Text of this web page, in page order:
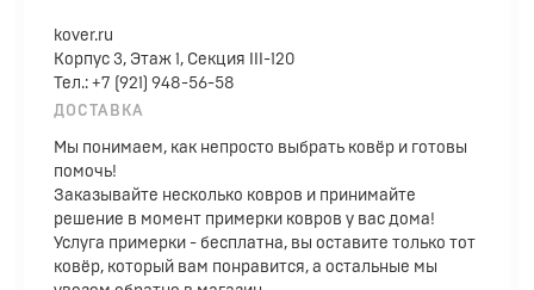
kover.ru
Корпус 3, Этаж 1, Секция III-120
Тел.: +7 (921) 948-56-58
ДОСТАВКА
Мы понимаем, как непросто выбрать ковёр и готовы
помочь!
Заказывайте несколько ковров и принимайте
решение в момент примерки ковров у вас дома!
Услуга примерки - бесплатна, вы оставите только тот
ковёр, который вам понравится, а остальные мы